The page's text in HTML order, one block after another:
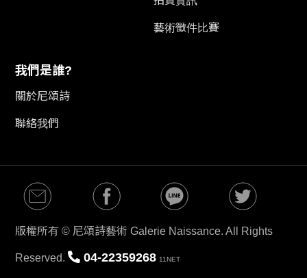
藝術徵件比賽
我們是誰?
關於尼頌詩
聯絡我們
版權所有 © 尼頌詩藝術 Galerie Naissance. All Rights
Reserved. 04-22359268 11NET